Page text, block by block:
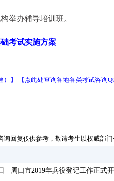
举办辅导培训班。
考试实施方案
】
【点此处查询各地各类考试咨询
回复仅供参考，敬请考生以权威部门
周口市2019年兵役登记工作正式